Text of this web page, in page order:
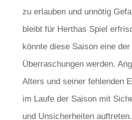
zu erlauben und unnötig
bleibt für Herthas Spiel
könnte diese Saison eine
Überraschungen werden.
Alters und seiner fehlenden
im Laufe der Saison mit
und Unsicherheiten